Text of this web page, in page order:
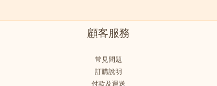
顧客服務
常見問題
訂購說明
付款及運送